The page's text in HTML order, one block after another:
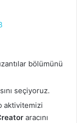
bölümünü
seçiyoruz.
aktivitemizi
aracını